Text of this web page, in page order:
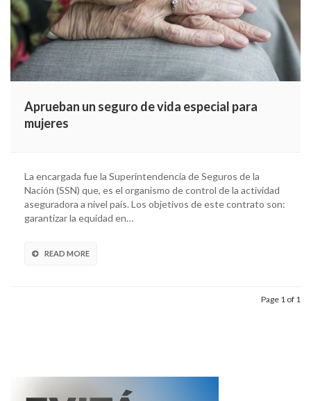
Aprueban un seguro de vida especial para
mujeres
La encargada fue la Superintendencia de Seguros de la
Nación (SSN) que, es el organismo de control de la actividad
aseguradora a nivel país. Los objetivos de este contrato son:
garantizar la equidad en…
READ MORE
Page 1 of 1